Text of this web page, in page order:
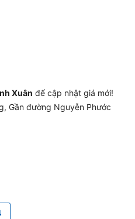
Xuân để cập nhật giá mới!
Gần đường Nguyễn Phước